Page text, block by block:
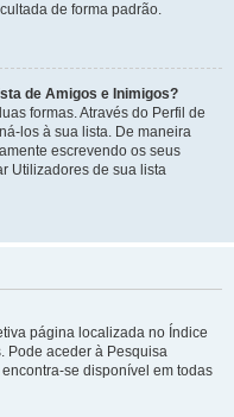
de forma padrão.
de Amigos e Inimigos?
formas. Através do Perfil de
los à sua lista. De maneira
escrevendo os seus
Utilizadores de sua lista
página localizada no Índice
Pode aceder à Pesquisa
se disponível em todas